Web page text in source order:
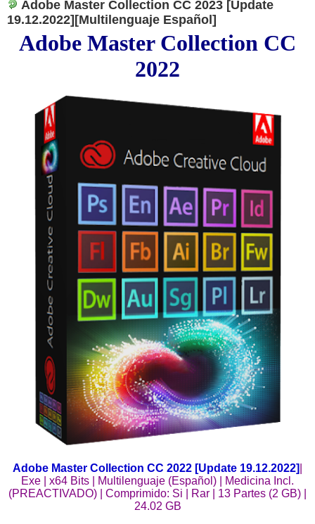
Adobe Master Collection CC 2023 [Update
19.12.2022][Multilenguaje Español]
Adobe Master Collection CC
2022
Adobe Master Collection CC 2022 [Update 19.12.2022]
Exe | x64 Bits | Multilenguaje (Español) | Medicina Incl.
(PREACTIVADO) | Comprimido: Si | Rar | 13 Partes (2 GB) |
24.02 GB